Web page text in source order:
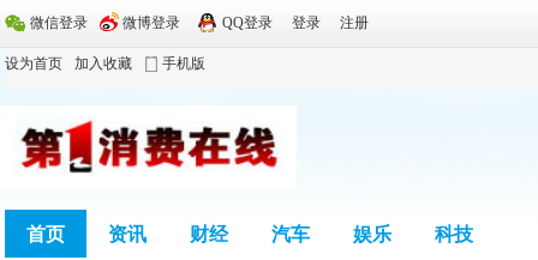
微信登录 微博登录 QQ登录 登录 注册
设为首页 加入收藏 手机版
首页 资讯 财经 汽车 娱乐 科技